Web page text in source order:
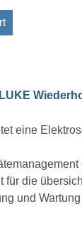
eine
für die
und